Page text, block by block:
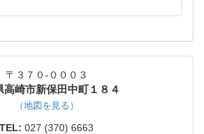
〒３７０-０００３
高崎市新保田中町１８４
（地図を見る）
TEL: 027 (370) 6663